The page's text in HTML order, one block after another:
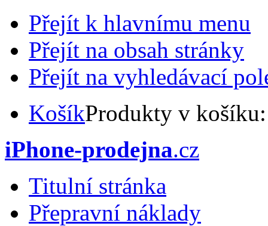
Přejít k hlavnímu menu
Přejít na obsah stránky
Přejít na vyhledávací
KošíkProdukty v
iPhone-prodejna.cz
Titulní stránka
Přepravní náklady